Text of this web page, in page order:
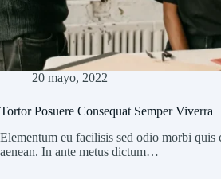
20 mayo, 2022
Tortor Posuere Consequat Semper Viverra
Elementum eu facilisis sed odio morbi quis
aenean. In ante metus dictum…